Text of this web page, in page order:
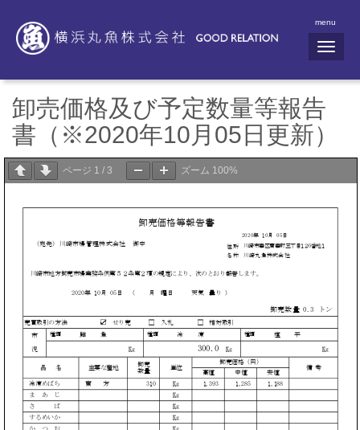
menu
N
a
i
n
卸売価格及び予定数量等報告
書（※2020年10月05日更新）
ページ 1 / 3 ズーム 100%